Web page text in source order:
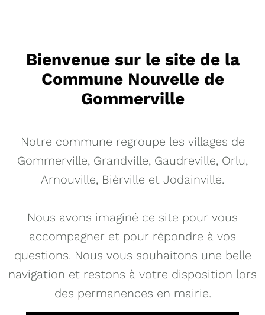
Bienvenue sur le site de la
Commune Nouvelle de
Gommerville
Notre commune regroupe les villages de
Gommerville, Grandville, Gaudreville, Orlu,
Arnouville, Bièrville et Jodainville.
Nous avons imaginé ce site pour vous
accompagner et pour répondre à vos
questions. Nous vous souhaitons une belle
navigation et restons à votre disposition lors
des permanences en mairie.